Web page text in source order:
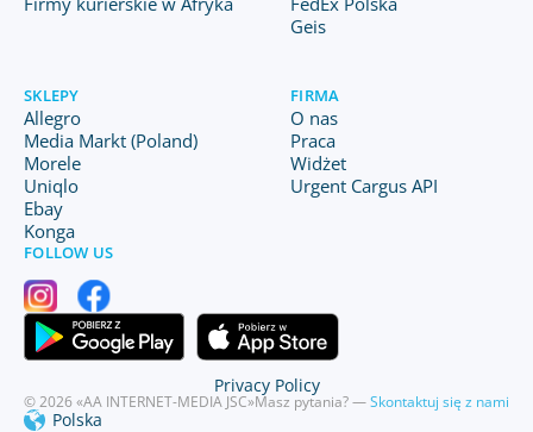
Geis
SKLEPY
Allegro
Media Markt (Poland)
Morele
Uniqlo
Ebay
Konga
FIRMA
O nas
Praca
Widżet
Urgent Cargus API
FOLLOW US
© 2026 «AA INTERNET-MEDIA JSC»Masz pytania? —Skontaktuj się z nami
Polska
Privacy Policy